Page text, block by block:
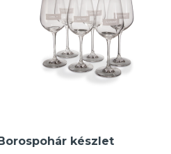
készlet